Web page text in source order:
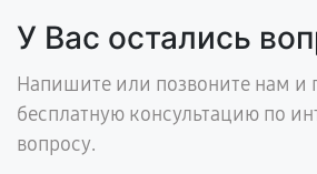
У Вас остались
Напишите или позвоните нам и
бесплатную консультацию по
вопросу.